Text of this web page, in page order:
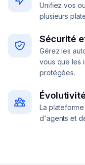
Unifiez vos
plusieurs
Sécurité
Gérez les
vous que les
protégées.
La
d'agents et